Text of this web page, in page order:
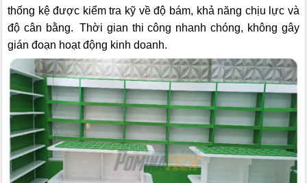
thống kệ được kiểm tra kỹ về độ bám, khả năng chịu lực và
độ cân bằng. Thời gian thi công nhanh chóng, không gây
gián đoạn hoạt động kinh doanh.